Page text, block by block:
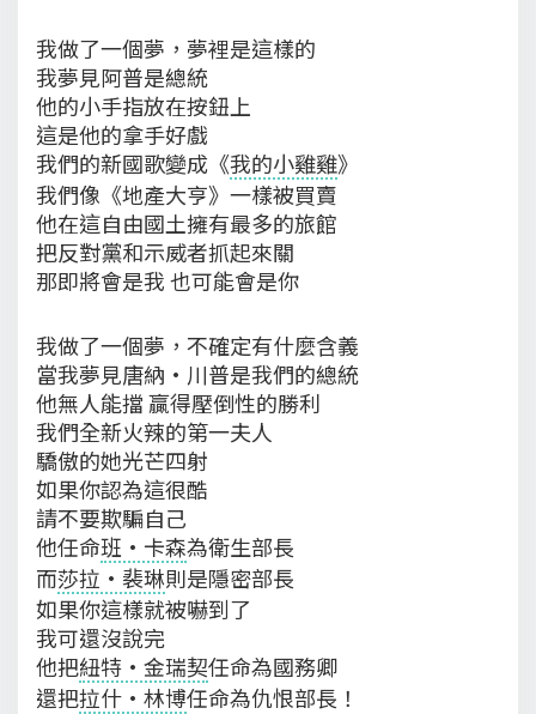
我做了一個夢，夢裡是這樣的
我夢見阿普是總統
他的小手指放在按鈕上
這是他的拿手好戲
我們的新國歌變成《我的小雞雞》
我們像《地產大亨》一樣被買賣
他在這自由國土擁有最多的旅館
把反對黨和示威者抓起來關
那即將會是我 也可能會是你
我做了一個夢，不確定有什麼含義
當我夢見唐納·川普是我們的總統
他無人能擋 贏得壓倒性的勝利
我們全新火辣的第一夫人
驕傲的她光芒四射
如果你認為這很酷
請不要欺騙自己
他任命班·卡森為衛生部長
而莎拉·裴琳則是隱密部長
如果你這樣就被嚇到了
我可還沒說完
他把紐特·金瑞契任命為國務卿
還把拉什·林博任命為仇恨部長！